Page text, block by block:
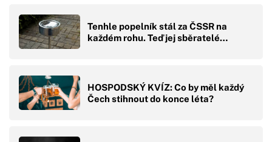
Tenhle popelník stál za ČSSR na
každém rohu. Teď jej sběratelé…
HOSPODSKÝ KVÍZ: Co by měl každý
Čech stihnout do konce léta?